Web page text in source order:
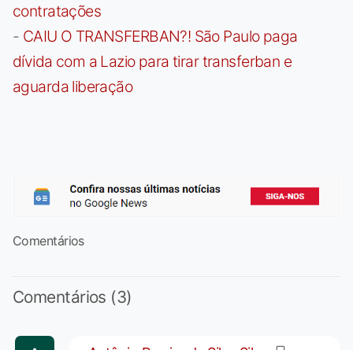
contratações
- CAIU O TRANSFERBAN?! São Paulo paga
dívida com a Lazio para tirar transferban e
aguarda liberação
Comentários
Comentários (3)